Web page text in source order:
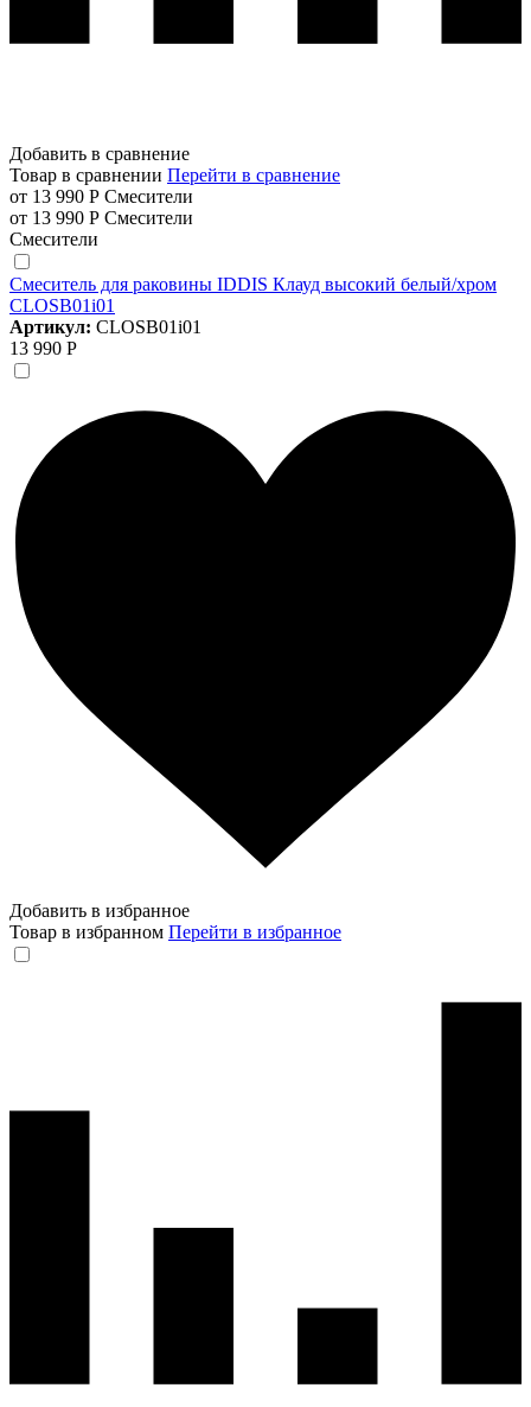
Добавить в сравнение
Товар в сравнении Перейти в сравнение
от 13 990 Р Смесители
от 13 990 Р Смесители
Смесители
Смеситель для раковины IDDIS Клауд высокий белый/хром
CLOSB01i01
Артикул: CLOSB01i01
13 990 Р
Добавить в избранное
Товар в избранном Перейти в избранное